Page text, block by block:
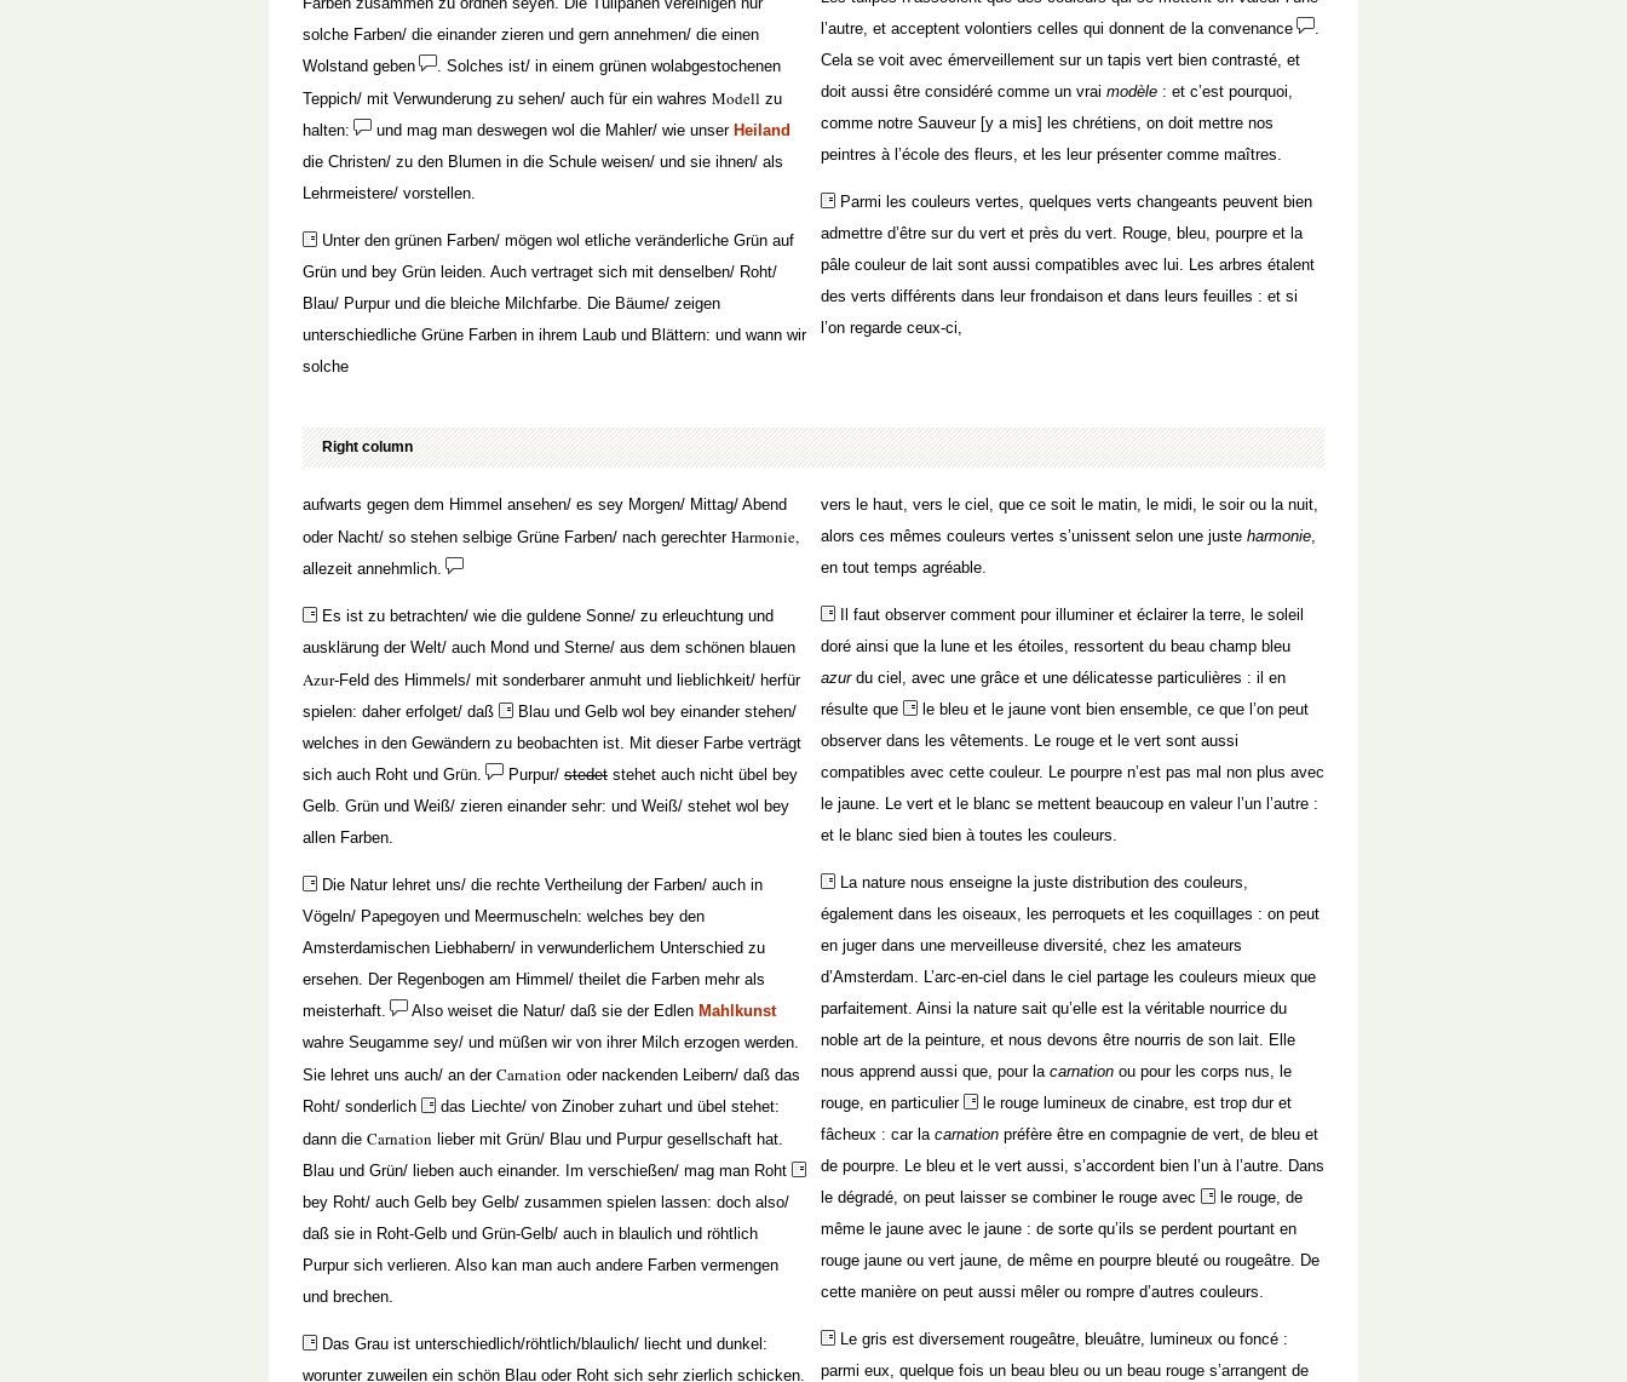
solche Farben/ die einander zieren und gern annehmen/ die einen
Wolstand geben
. Solches ist/ in einem grünen wolabgestochenen
Teppich/ mit Verwunderung zu sehen/ auch für ein wahres Modell zu
halten:
und mag man deswegen wol die Mahler/ wie unser Heiland
die Christen/ zu den Blumen in die Schule weisen/ und sie ihnen/ als
Lehrmeistere/ vorstellen.
Unter den grünen Farben/ mögen wol etliche veränderliche Grün auf
Grün und bey Grün leiden. Auch vertraget sich mit denselben/ Roht/
Blau/ Purpur und die bleiche Milchfarbe. Die Bäume/ zeigen
unterschiedliche Grüne Farben in ihrem Laub und Blättern: und wann wir
solche
l’autre, et acceptent volontiers celles qui donnent de la convenance
Cela se voit avec émerveillement sur un tapis vert bien contrasté, et
doit aussi être considéré comme un vrai modèle : et c’est pourquoi,
comme notre Sauveur [y a mis] les chrétiens, on doit mettre nos
peintres à l’école des fleurs, et les leur présenter comme maîtres.
Parmi les couleurs vertes, quelques verts changeants peuvent bien
admettre d’être sur du vert et près du vert. Rouge, bleu, pourpre et la
pâle couleur de lait sont aussi compatibles avec lui. Les arbres étalent
des verts différents dans leur frondaison et dans leurs feuilles : et si
l’on regarde ceux-ci,
Right column
aufwarts gegen dem Himmel ansehen/ es sey Morgen/ Mittag/ Abend
oder Nacht/ so stehen selbige Grüne Farben/ nach gerechter Harmonie,
allezeit annehmlich.
Es ist zu betrachten/ wie die guldene Sonne/ zu erleuchtung und
ausklärung der Welt/ auch Mond und Sterne/ aus dem schönen blauen
Azur-Feld des Himmels/ mit sonderbarer anmuht und lieblichkeit/ herfür
spielen: daher erfolget/ daß
Blau und Gelb wol bey einander stehen/
welches in den Gewändern zu beobachten ist. Mit dieser Farbe verträgt
sich auch Roht und Grün.
Purpur/ stedet stehet auch nicht übel bey
Gelb. Grün und Weiß/ zieren einander sehr: und Weiß/ stehet wol bey
allen Farben.
Die Natur lehret uns/ die rechte Vertheilung der Farben/ auch in
Vögeln/ Papegoyen und Meermuscheln: welches bey den
Amsterdamischen Liebhabern/ in verwunderlichem Unterschied zu
ersehen. Der Regenbogen am Himmel/ theilet die Farben mehr als
meisterhaft.
Also weiset die Natur/ daß sie der Edlen Mahlkunst
wahre Seugamme sey/ und müßen wir von ihrer Milch erzogen werden.
Sie lehret uns auch/ an der Carnation oder nackenden Leibern/ daß das
Roht/ sonderlich
das Liechte/ von Zinober zuhart und übel stehet:
dann die Carnation lieber mit Grün/ Blau und Purpur gesellschaft hat.
Blau und Grün/ lieben auch einander. Im verschießen/ mag man Roht
bey Roht/ auch Gelb bey Gelb/ zusammen spielen lassen: doch also/
daß sie in Roht-Gelb und Grün-Gelb/ auch in blaulich und röhtlich
Purpur sich verlieren. Also kan man auch andere Farben vermengen
und brechen.
Das Grau ist unterschiedlich/röhtlich/blaulich/ liecht und dunkel:
worunter zuweilen ein schön Blau oder Roht sich sehr zierlich schicken.
vers le haut, vers le ciel, que ce soit le matin, le midi, le soir ou la nuit,
alors ces mêmes couleurs vertes s’unissent selon une juste harmonie,
en tout temps agréable.
Il faut observer comment pour illuminer et éclairer la terre, le soleil
doré ainsi que la lune et les étoiles, ressortent du beau champ bleu
azurdu ciel, avec une grâce et une délicatesse particulières : il en
résulte que
le bleu et le jaune vont bien ensemble, ce que l’on peut
observer dans les vêtements. Le rouge et le vert sont aussi
compatibles avec cette couleur. Le pourpre n’est pas mal non plus avec
le jaune. Le vert et le blanc se mettent beaucoup en valeur l’un l’autre :
et le blanc sied bien à toutes les couleurs.
La nature nous enseigne la juste distribution des couleurs,
également dans les oiseaux, les perroquets et les coquillages : on peut
en juger dans une merveilleuse diversité, chez les amateurs
d’Amsterdam. L’arc-en-ciel dans le ciel partage les couleurs mieux que
parfaitement. Ainsi la nature sait qu’elle est la véritable nourrice du
noble art de la peinture, et nous devons être nourris de son lait. Elle
nous apprend aussi que, pour la carnation ou pour les corps nus, le
rouge, en particulier
le rouge lumineux de cinabre, est trop dur et
fâcheux : car la carnation préfère être en compagnie de vert, de bleu et
de pourpre. Le bleu et le vert aussi, s’accordent bien l’un à l’autre. Dans
le dégradé, on peut laisser se combiner le rouge avec
le rouge, de
même le jaune avec le jaune : de sorte qu’ils se perdent pourtant en
rouge jaune ou vert jaune, de même en pourpre bleuté ou rougeâtre. De
cette manière on peut aussi mêler ou rompre d’autres couleurs.
Le gris est diversement rougeâtre, bleuâtre, lumineux ou foncé :
parmi eux, quelque fois un beau bleu ou un beau rouge s’arrangent de